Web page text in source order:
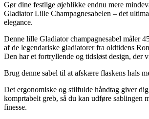
Gør dine festlige øjeblikke endnu mere
Gladiator Lille Champagnesabelen – det
elegance.
Denne lille Gladiator champagnesabel måler
af de legendariske gladiatorer fra oldtidens
Den har et fortryllende og tidsløst design, der
Brug denne sabel til at afskære flaskens hals
Det ergonomiske og stilfulde håndtag giver
komprtabelt greb, så du kan udføre sablingen
finesse.